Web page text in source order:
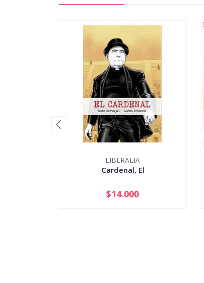
LIBERALIA
Cardenal, El
+
$14.000